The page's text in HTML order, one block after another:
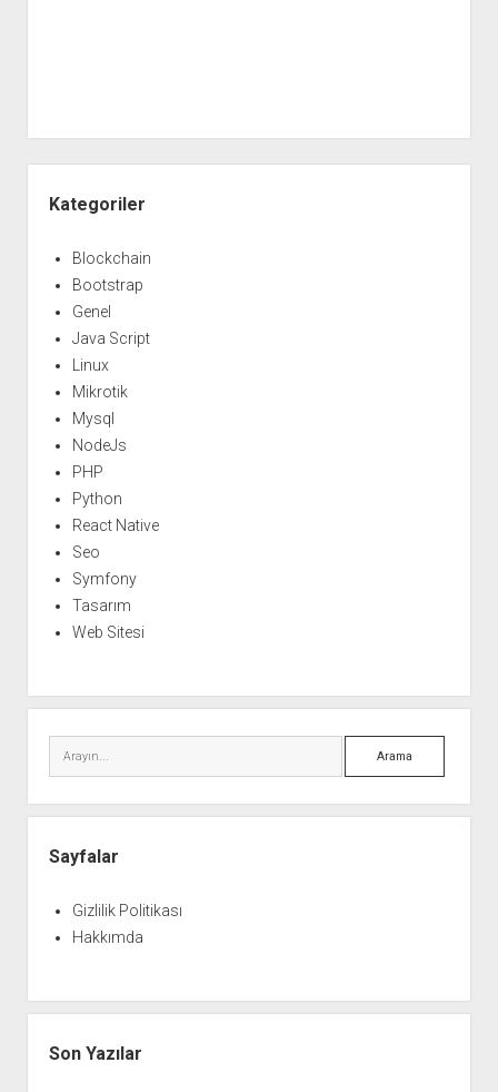
Menü
Kategoriler
Blockchain
Bootstrap
Genel
Java Script
Linux
Mikrotik
Mysql
NodeJs
PHP
Python
React Native
Seo
Symfony
Tasarım
Web Sitesi
Arama
Sayfalar
Gizlilik Politikası
Hakkımda
Son Yazılar